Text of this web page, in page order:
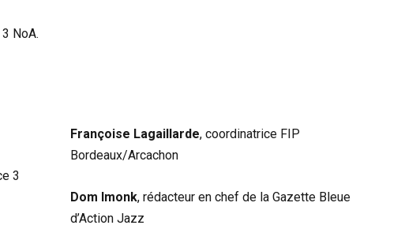
NoA.
3
Françoise Lagaillarde, coordinatrice FIP
Bordeaux/Arcachon
Dom Imonk, rédacteur en chef de la Gazette Bleue
d’Action Jazz